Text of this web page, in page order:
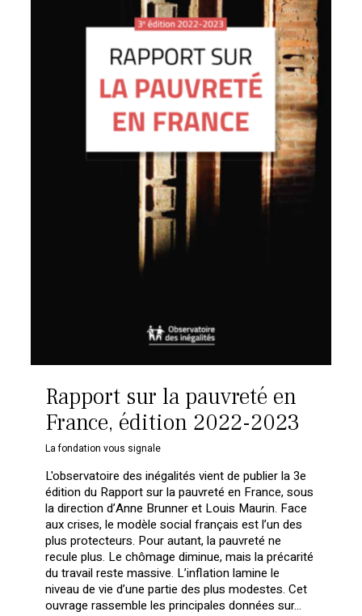
Rapport sur la pauvreté en
France, édition 2022-2023
La fondation vous signale
L'observatoire des inégalités vient de publier la 3e
édition du Rapport sur la pauvreté en France, sous
la direction d’Anne Brunner et Louis Maurin. Face
aux crises, le modèle social français est l’un des
plus protecteurs. Pour autant, la pauvreté ne
recule plus. Le chômage diminue, mais la précarité
du travail reste massive. L’inflation lamine le
niveau de vie d’une partie des plus modestes. Cet
ouvrage rassemble les principales données sur...